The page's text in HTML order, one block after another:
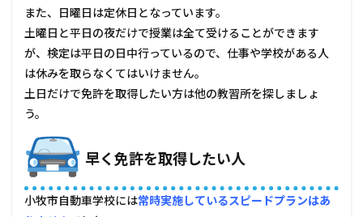
また、日曜日は定休日となっています。
土曜日と平日の夜だけで授業は全て受けることができます
が、検定は平日の日中行っているので、仕事や学校がある人
は休みを取らなくてはいけません。
土日だけで免許を取得したい方は他の教習所を探しましょ
う。
早く免許を取得したい人
小牧市自動車学校には常時実施しているスピードプランはあ